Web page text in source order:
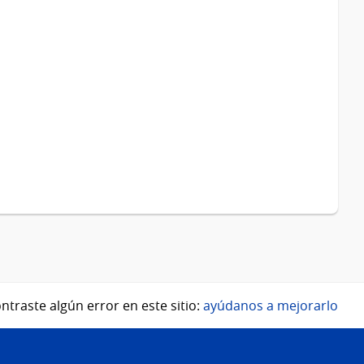
algún error en este sitio: ayúdanos a mejorarlo